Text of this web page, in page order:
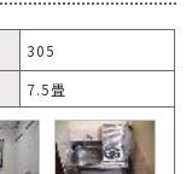
305
7.5畳